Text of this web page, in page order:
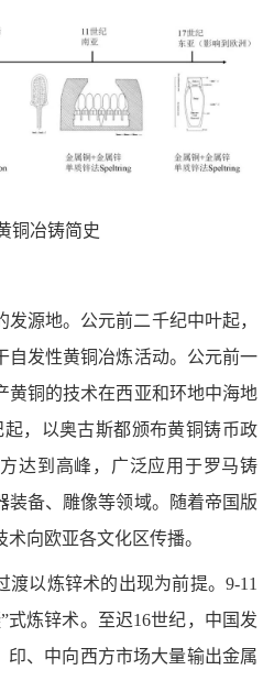
铜冶铸简史
源地。公元前二千纪中叶起，
自发性黄铜冶炼活动。公元前一
黄铜的技术在西亚和环地中海地
，以奥古斯都颁布黄铜铸币政
达到高峰，广泛应用于罗马铸
装备、雕像等领域。随着帝国版
向欧亚各文化区传播。
渡以炼锌术的出现为前提。9-11
式炼锌术。至迟16世纪，中国发
印、中向西方市场大量输出金属